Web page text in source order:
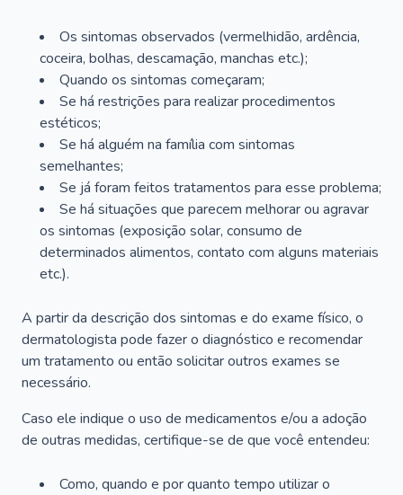
Os sintomas observados (vermelhidão, ardência,
coceira, bolhas, descamação, manchas etc.);
Quando os sintomas começaram;
Se há restrições para realizar procedimentos
estéticos;
Se há alguém na família com sintomas
semelhantes;
Se já foram feitos tratamentos para esse problema;
Se há situações que parecem melhorar ou agravar
os sintomas (exposição solar, consumo de
determinados alimentos, contato com alguns materiais
etc.).
A partir da descrição dos sintomas e do exame físico, o
dermatologista pode fazer o diagnóstico e recomendar
um tratamento ou então solicitar outros exames se
necessário.
Caso ele indique o uso de medicamentos e/ou a adoção
de outras medidas, certifique-se de que você entendeu:
Como, quando e por quanto tempo utilizar o